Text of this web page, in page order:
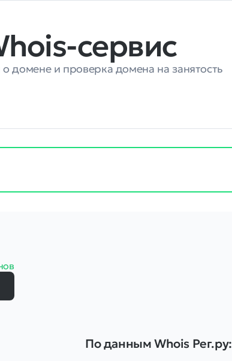
сервис
домене и проверка домена на занятость
По данным Whois Рег.ру: